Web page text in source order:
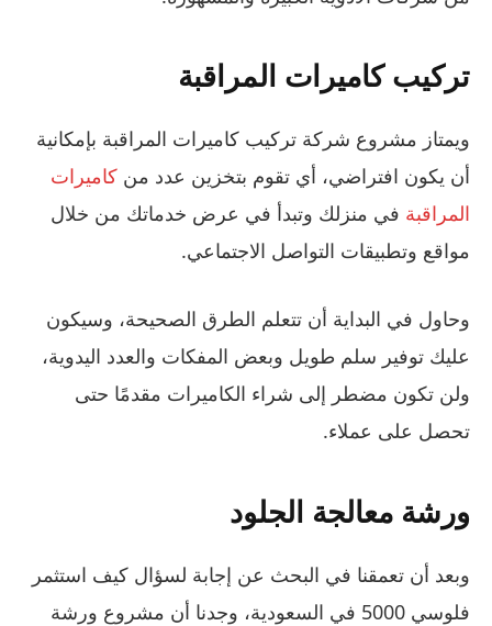
تركيب كاميرات المراقبة
ويمتاز مشروع شركة تركيب كاميرات المراقبة بإمكانية
أن يكون افتراضي، أي تقوم بتخزين عدد من كاميرات
المراقبة في منزلك وتبدأ في عرض خدماتك من خلال
مواقع وتطبيقات التواصل الاجتماعي.
وحاول في البداية أن تتعلم الطرق الصحيحة، وسيكون
عليك توفير سلم طويل وبعض المفكات والعدد اليدوية،
ولن تكون مضطر إلى شراء الكاميرات مقدمًا حتى
تحصل على عملاء.
ورشة معالجة الجلود
وبعد أن تعمقنا في البحث عن إجابة لسؤال كيف استثمر
فلوسي 5000 في السعودية، وجدنا أن مشروع ورشة